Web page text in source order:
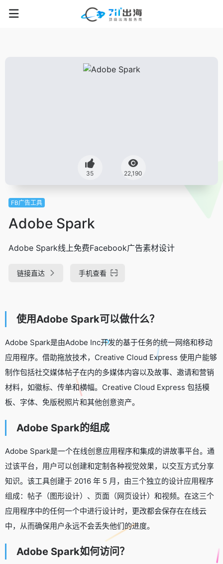
35 22,190
FB广告工具
Adobe Spark
Adobe Spark线上免费Facebook广告素材设计
链接直达 手机查看
使用Adob​​e Spark可以做什么？
Adob​​e Spark是由Adobe Inc开发的基于任务的统一网络和移动
应用程序。借助拖放技术，Creative Cloud Express 使用户能够
制作包括社交媒体帖子在内的多媒体内容以及故事、邀请和营销
材料，如徽标、传单和横幅。Creative Cloud Express 包括模
板、字体、免版税照片和其他创意资产。
Adob​​e Spark的组成
Adob​​e Spark是一个在线创意应用程序和集成的讲故事平台。通
过该平台，用户可以创建和定制各种视觉效果，以交互方式分享
知识。该工具创建于 2016 年 5 月，由三个独立的设计应用程序
组成：帖子（图形设计）、页面（网页设计）和视频。在这三个
应用程序中的任何一个中进行设计时，更改都会保存在在线云
中，从而确保用户永远不会丢失他们的进度。
Adob​​e Spark如何访问？